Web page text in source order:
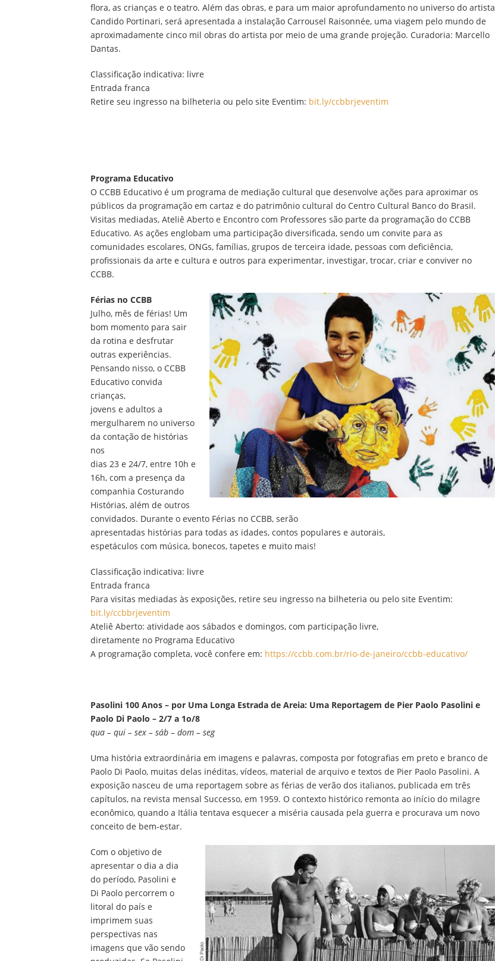
flora, as crianças e o teatro. Além das obras, e para um maior aprofundamento no universo do artista
Candido Portinari, será apresentada a instalação Carrousel Raisonnée, uma viagem pelo mundo de
aproximadamente cinco mil obras do artista por meio de uma grande projeção. Curadoria: Marcello
Dantas.
Classificação indicativa: livre
Entrada franca
Retire seu ingresso na bilheteria ou pelo site Eventim: bit.ly/ccbbrjeventim
Programa Educativo
O CCBB Educativo é um programa de mediação cultural que desenvolve ações para aproximar os
públicos da programação em cartaz e do patrimônio cultural do Centro Cultural Banco do Brasil.
Visitas mediadas, Ateliê Aberto e Encontro com Professores são parte da programação do CCBB
Educativo. As ações englobam uma participação diversificada, sendo um convite para as
comunidades escolares, ONGs, famílias, grupos de terceira idade, pessoas com deficiência,
profissionais da arte e cultura e outros para experimentar, investigar, trocar, criar e conviver no
CCBB.
Férias no CCBB
Julho, mês de férias! Um
bom momento para sair
da rotina e desfrutar
outras experiências.
Pensando nisso, o CCBB
Educativo convida
crianças,
jovens e adultos a
mergulharem no universo
da contação de histórias
nos
dias 23 e 24/7, entre 10h e
16h, com a presença da
companhia Costurando
Histórias, além de outros
convidados. Durante o evento Férias no CCBB, serão
apresentadas histórias para todas as idades, contos populares e autorais,
espetáculos com música, bonecos, tapetes e muito mais!
Classificação indicativa: livre
Entrada franca
Para visitas mediadas às exposições, retire seu ingresso na bilheteria ou pelo site Eventim:
bit.ly/ccbbrjeventim
Ateliê Aberto: atividade aos sábados e domingos, com participação livre,
diretamente no Programa Educativo
A programação completa, você confere em: https://ccbb.com.br/rio-de-janeiro/ccbb-educativo/
Pasolini 100 Anos – por Uma Longa Estrada de Areia: Uma Reportagem de Pier Paolo Pasolini e
Paolo Di Paolo – 2/7 a 1o/8
qua – qui – sex – sáb – dom – seg
Uma história extraordinária em imagens e palavras, composta por fotografias em preto e branco de
Paolo Di Paolo, muitas delas inéditas, vídeos, material de arquivo e textos de Pier Paolo Pasolini. A
exposição nasceu de uma reportagem sobre as férias de verão dos italianos, publicada em três
capítulos, na revista mensal Successo, em 1959. O contexto histórico remonta ao início do milagre
econômico, quando a Itália tentava esquecer a miséria causada pela guerra e procurava um novo
conceito de bem-estar.
Com o objetivo de
apresentar o dia a dia
do período, Pasolini e
Di Paolo percorrem o
litoral do país e
imprimem suas
perspectivas nas
imagens que vão sendo